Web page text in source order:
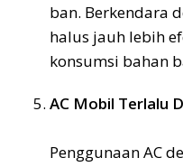
ban. Berkendara
halus jauh lebih
konsumsi bahan
AC Mobil Terlalu
Penggunaan AC